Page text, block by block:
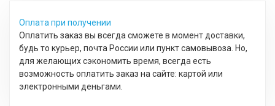
Оплата при получении
Оплатить заказ вы всегда сможете в момент доставки,
будь то курьер, почта России или пункт самовывоза. Но,
для желающих сэкономить время, всегда есть
возможность оплатить заказ на сайте: картой или
электронными деньгами.